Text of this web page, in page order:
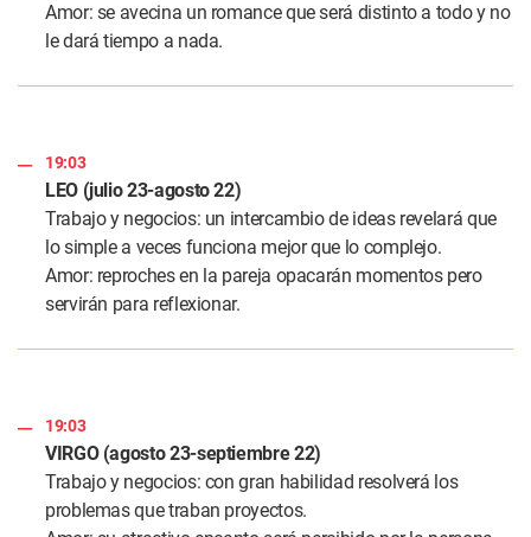
Amor: se avecina un romance que será distinto a todo y no
le dará tiempo a nada.
19:03
LEO (julio 23-agosto 22)
Trabajo y negocios: un intercambio de ideas revelará que
lo simple a veces funciona mejor que lo complejo.
Amor: reproches en la pareja opacarán momentos pero
servirán para reflexionar.
19:03
VIRGO (agosto 23-septiembre 22)
Trabajo y negocios: con gran habilidad resolverá los
problemas que traban proyectos.